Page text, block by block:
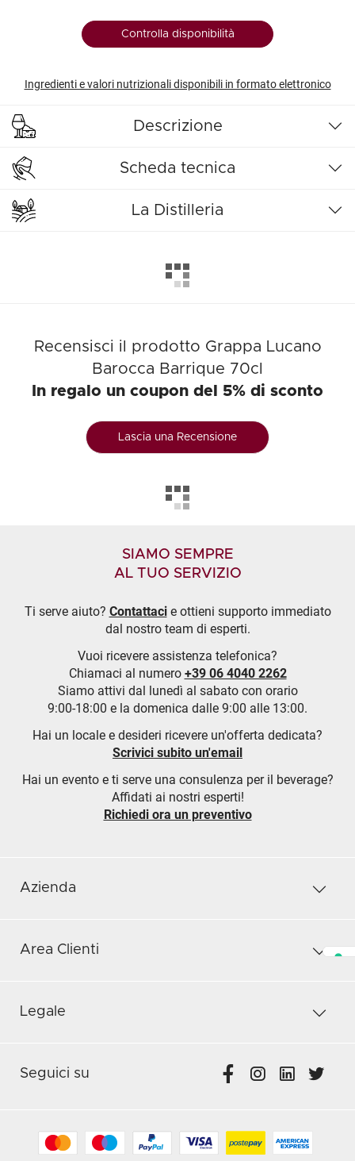
Controlla disponibilità
Ingredienti e valori nutrizionali disponibili in formato elettronico
Descrizione
Scheda tecnica
La Distilleria
Recensisci il prodotto Grappa Lucano
Barocca Barrique 70cl
In regalo un coupon del 5% di sconto
Lascia una Recensione
SIAMO SEMPRE
AL TUO SERVIZIO
Ti serve aiuto? Contattacie ottieni supporto immediato
dal nostro team di esperti.
Vuoi ricevere assistenza telefonica?
Chiamaci al numero +39 06 4040 2262
Siamo attivi dal lunedì al sabato con orario
9:00-18:00 e la domenica dalle 9:00 alle 13:00.
Hai un locale e desideri ricevere un'offerta dedicata?
Scrivici subito un'email
Hai un evento e ti serve una consulenza per il beverage?
Affidati ai nostri esperti!
Richiedi ora un preventivo
Azienda
Area Clienti
Legale
Seguici su